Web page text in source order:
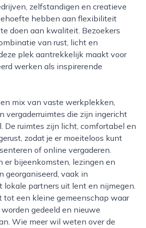
zelfstandigen en creatieve
hebben aan flexibiliteit
doen aan kwaliteit. Bezoekers
van rust, licht en
plek aantrekkelijk maakt voor
werken als inspirerende
vergaderruimtes die zijn ingericht
De ruimtes zijn licht, comfortabel en
zodat je er moeiteloos kunt
of online vergaderen.
er bijeenkomsten, lezingen en
vaak in
lokale partners uit lent en nijmegen.
tot een kleine gemeenschap waar
gedeeld en nieuwe
Wie meer wil weten over de